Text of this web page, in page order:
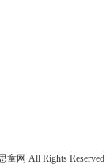
童网 All Rights Reserved